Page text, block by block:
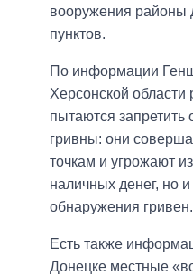
вооружения районы
пунктов.
По информации
Херсонской области
пытаются запретить
гривны: они
точкам и угрожают
наличных денег, но
обнаружения гривен.
Есть также
Донецке местные